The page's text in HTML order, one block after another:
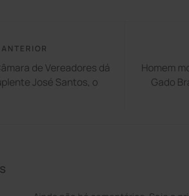
de Vereadores dá
José Santos, o
Homem
Gado